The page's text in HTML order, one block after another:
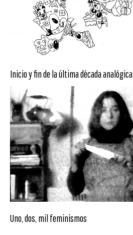
Inicio y fin de la última década analógica
Uno, dos, mil feminismos